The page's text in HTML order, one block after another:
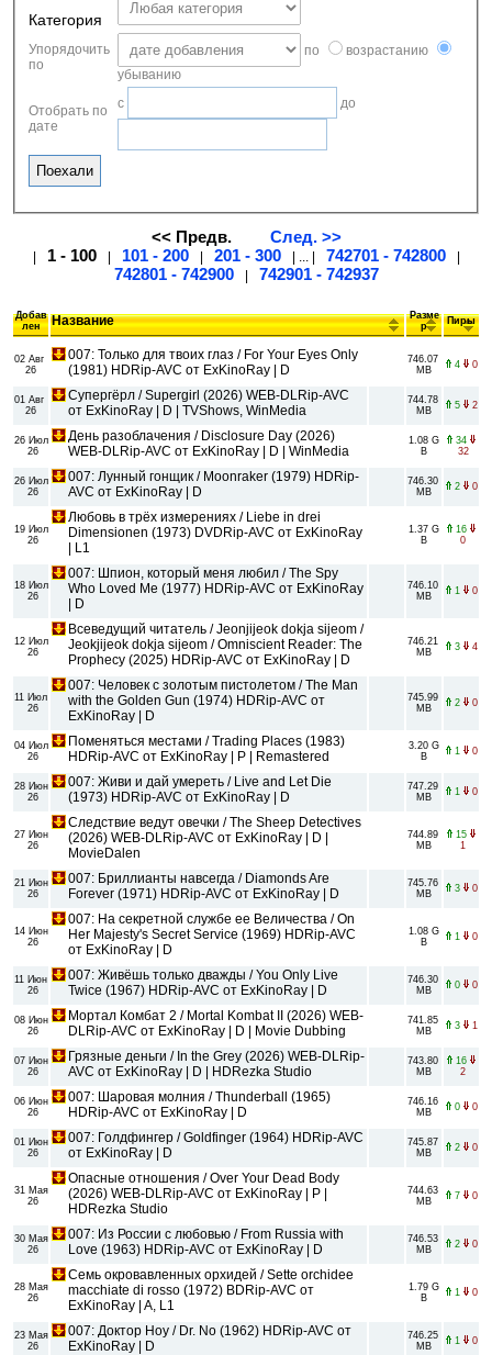
Категория
Упорядочить
по
по
возрастанию
убыванию
Отобрать по
дате
с до
<< Предв. След. >>
| 1 - 100 | 101 - 200 | 201 - 300 | ... | 742701 - 742800 |
742801 - 742900 | 742901 - 742937
Добав
лен
Название
Разме
р
Пиры
02 Авг
26
007: Только для твоих глаз / For Your Eyes Only
(1981) HDRip-AVC от ExKinoRay | D
746.07
MB
4 0
01 Авг
26
Супергёрл / Supergirl (2026) WEB-DLRip-AVC
от ExKinoRay | D | TVShows, WinMedia
744.78
MB
5 2
26 Июл
26
День разоблачения / Disclosure Day (2026)
WEB-DLRip-AVC от ExKinoRay | D | WinMedia
1.08 G
B
34
32
26 Июл
26
007: Лунный гонщик / Moonraker (1979) HDRip-
AVC от ExKinoRay | D
746.30
MB
2 0
19 Июл
26
Любовь в трёх измерениях / Liebe in drei
Dimensionen (1973) DVDRip-AVC от ExKinoRay
| L1
1.37 G
B
16
0
18 Июл
26
007: Шпион, который меня любил / The Spy
Who Loved Me (1977) HDRip-AVC от ExKinoRay
| D
746.10
MB
1 0
12 Июл
26
Всеведущий читатель / Jeonjijeok dokja sijeom /
Jeokjijeok dokja sijeom / Omniscient Reader: The
Prophecy (2025) HDRip-AVC от ExKinoRay | D
746.21
MB
3 4
11 Июл
26
007: Человек с золотым пистолетом / The Man
with the Golden Gun (1974) HDRip-AVC от
ExKinoRay | D
745.99
MB
2 0
04 Июл
26
Поменяться местами / Trading Places (1983)
HDRip-AVC от ExKinoRay | P | Remastered
3.20 G
B
1 0
28 Июн
26
007: Живи и дай умереть / Live and Let Die
(1973) HDRip-AVC от ExKinoRay | D
747.29
MB
1 0
27 Июн
26
Следствие ведут овечки / The Sheep Detectives
(2026) WEB-DLRip-AVC от ExKinoRay | D |
MovieDalen
744.89
MB
15
1
21 Июн
26
007: Бриллианты навсегда / Diamonds Are
Forever (1971) HDRip-AVC от ExKinoRay | D
745.76
MB
3 0
14 Июн
26
007: На секретной службе ее Величества / On
Her Majesty's Secret Service (1969) HDRip-AVC
от ExKinoRay | D
1.08 G
B
1 0
11 Июн
26
007: Живёшь только дважды / You Only Live
Twice (1967) HDRip-AVC от ExKinoRay | D
746.30
MB
0 0
08 Июн
26
Мортал Комбат 2 / Mortal Kombat II (2026) WEB-
DLRip-AVC от ExKinoRay | D | Movie Dubbing
741.85
MB
3 1
07 Июн
26
Грязные деньги / In the Grey (2026) WEB-DLRip-
AVC от ExKinoRay | D | HDRezka Studio
743.80
MB
16
2
06 Июн
26
007: Шаровая молния / Thunderball (1965)
HDRip-AVC от ExKinoRay | D
746.16
MB
0 0
01 Июн
26
007: Голдфингер / Goldfinger (1964) HDRip-AVC
от ExKinoRay | D
745.87
MB
2 0
31 Мая
26
Опасные отношения / Over Your Dead Body
(2026) WEB-DLRip-AVC от ExKinoRay | P |
HDRezka Studio
744.63
MB
7 0
30 Мая
26
007: Из России с любовью / From Russia with
Love (1963) HDRip-AVC от ExKinoRay | D
746.53
MB
2 0
28 Мая
26
Семь окровавленных орхидей / Sette orchidee
macchiate di rosso (1972) BDRip-AVC от
ExKinoRay | A, L1
1.79 G
B
1 0
23 Мая
26
007: Доктор Ноу / Dr. No (1962) HDRip-AVC от
ExKinoRay | D
746.25
MB
1 0